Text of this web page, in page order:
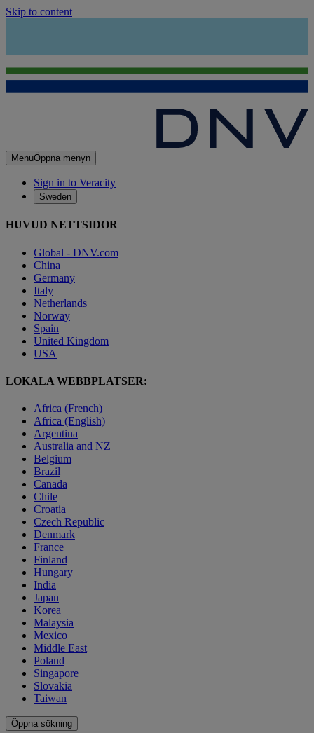
Skip to content
MenuÖppna menyn
Sign in to Veracity
Sweden
HUVUD NETTSIDOR
Global - DNV.com
China
Germany
Italy
Netherlands
Norway
Spain
United Kingdom
USA
LOKALA WEBBPLATSER:
Africa (French)
Africa (English)
Argentina
Australia and NZ
Belgium
Brazil
Canada
Chile
Croatia
Czech Republic
Denmark
France
Finland
Hungary
India
Japan
Korea
Malaysia
Mexico
Middle East
Poland
Singapore
Slovakia
Taiwan
Öppna sökning